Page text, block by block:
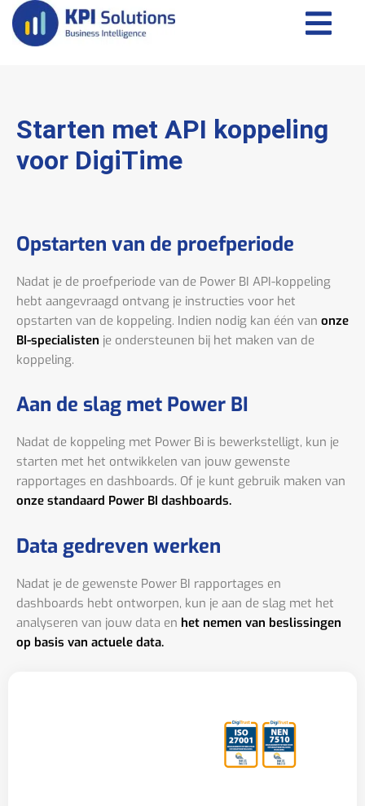
Starten met API koppeling
voor DigiTime
Opstarten van de proefperiode
Nadat je de proefperiode van de Power BI API-koppeling
hebt aangevraagd ontvang je instructies voor het
opstarten van de koppeling. Indien nodig kan één van onze
BI-specialisten je ondersteunen bij het maken van de
koppeling.
Aan de slag met Power BI
Nadat de koppeling met Power Bi is bewerkstelligt, kun je
starten met het ontwikkelen van jouw gewenste
rapportages en dashboards. Of je kunt gebruik maken van
onze standaard Power BI dashboards.
Data gedreven werken
Nadat je de gewenste Power BI rapportages en
dashboards hebt ontworpen, kun je aan de slag met het
analyseren van jouw data en het nemen van beslissingen
op basis van actuele data.